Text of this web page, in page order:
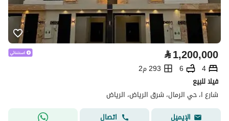
⃁1,200,000
4
6
293 م2
فيلا للبيع
شارع ا، حي الرمال، شرق الرياض، الرياض
الإيميل
اتصال